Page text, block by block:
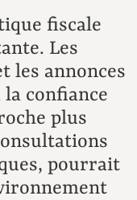
fiscale
Les
les annonces
confiance
plus
pourrait